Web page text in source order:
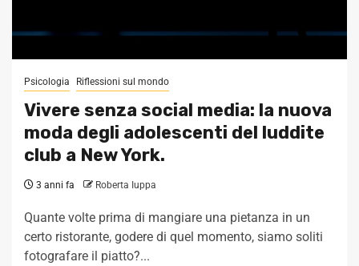
Psicologia Riflessioni sul mondo
Vivere senza social media: la nuova
moda degli adolescenti del luddite
club a New York.
3 anni fa Roberta Iuppa
Quante volte prima di mangiare una pietanza in un
certo ristorante, godere di quel momento, siamo soliti
fotografare il piatto?...